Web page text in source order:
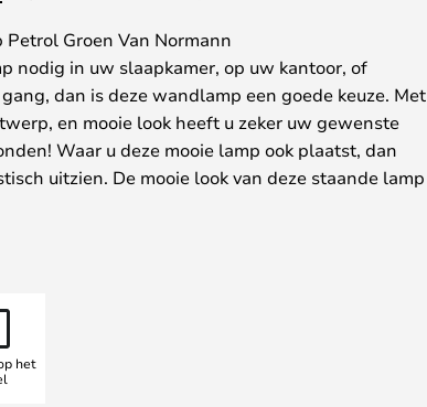
Petrol Groen Van Normann
nodig in uw slaapkamer, op uw kantoor, of
dan is deze wandlamp een goede keuze. Met
en mooie look heeft u zeker uw gewenste
Waar u deze mooie lamp ook plaatst, dan
uitzien. De mooie look van deze staande lamp
imponeren.
het